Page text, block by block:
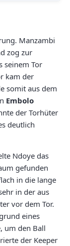
Manzambi
zog zur
seinem Tor
kam der
somit aus dem
Embolo
der Torhüter
deutlich
Ndoye das
gefunden
in die lange
in der aus
vor dem Tor.
eines
um den Ball
der Keeper